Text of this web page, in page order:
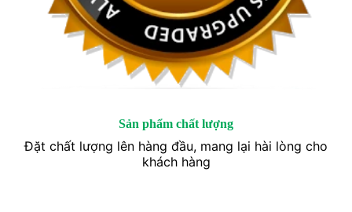
Sản phẩm chất lượng
Đặt chất lượng lên hàng đầu, mang lại hài lòng cho
khách hàng